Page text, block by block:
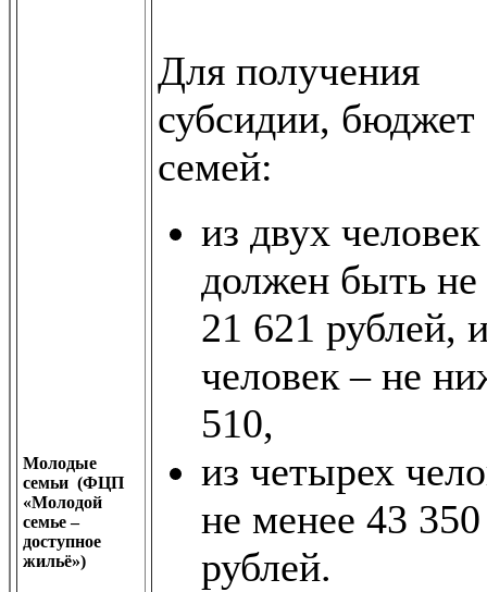
Молодые
семьи (ФЦП
«Молодой
семье –
доступное
жильё»)
Для получения
субсидии, бюджет
семей:
из двух человек
должен быть
21 621 рублей,
человек – не
510,
из четырех
не менее 43 350
рублей.